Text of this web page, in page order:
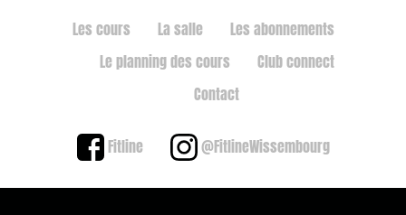
Les cours La salle
Les abonnements
Le planning des cours
Club connect
Contact
Fitline @FitlineWissembourg